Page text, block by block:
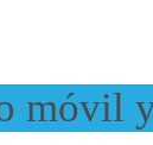
móvil